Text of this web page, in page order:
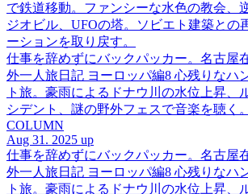
で鉄道移動。ファンシーな水色の教会、
ジオビル、UFOの塔。ソビエト建築との
ーションを取り戻す。
仕事を辞めずにバックパッカー。名古屋
外一人旅日記 ヨーロッパ編8 心残りなハ
ト旅。豪雨によるドナウ川の水位上昇、
シデント、謎の野外フェスで音楽を聴く。
COLUMN
Aug 31. 2025 up
仕事を辞めずにバックパッカー。名古屋
外一人旅日記 ヨーロッパ編8 心残りなハ
ト旅。豪雨によるドナウ川の水位上昇、